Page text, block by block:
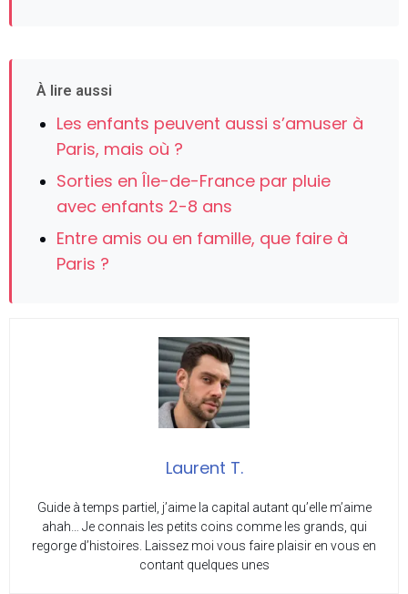
À lire aussi
Les enfants peuvent aussi s’amuser à
Paris, mais où ?
Sorties en Île-de-France par pluie
avec enfants 2-8 ans
Entre amis ou en famille, que faire à
Paris ?
Laurent T.
Guide à temps partiel, j’aime la capital autant qu’elle m’aime
ahah… Je connais les petits coins comme les grands, qui
regorge d’histoires. Laissez moi vous faire plaisir en vous en
contant quelques unes